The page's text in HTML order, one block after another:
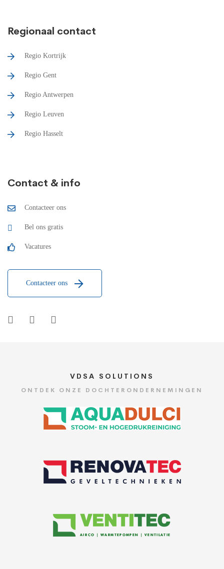
Regionaal contact
Regio Kortrijk
Regio Gent
Regio Antwerpen
Regio Leuven
Regio Hasselt
Contact & info
Contacteer ons
Bel ons gratis
Vacatures
Contacteer ons
VDSA SOLUTIONS
ONTDEK ONZE DOCHTERONDERNEMINGEN